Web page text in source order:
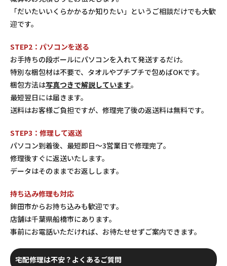
「だいたいいくらかかるか知りたい」というご相談だけでも大歓
迎です。
STEP2：パソコンを送る
お手持ちの段ボールにパソコンを入れて発送するだけ。
特別な梱包材は不要で、タオルやプチプチで包めばOKです。
梱包方法は写真つきで解説しています。
最短翌日には届きます。
送料はお客様ご負担ですが、修理完了後の返送料は無料です。
STEP3：修理して返送
パソコン到着後、最短即日〜3営業日で修理完了。
修理後すぐに返送いたします。
データはそのままでお返しします。
持ち込み修理も対応
鉾田市からお持ち込みも歓迎です。
店舗は千葉県船橋市にあります。
事前にお電話いただければ、お待たせせずご案内できます。
宅配修理は不安？よくあるご質問